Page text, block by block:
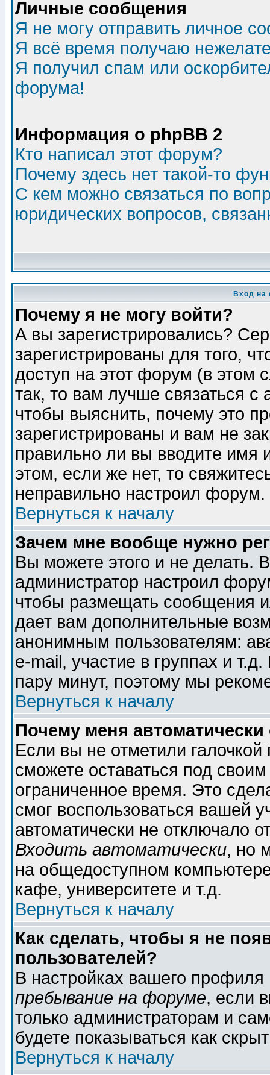
Личные сообщения
Я не могу отправить личное
Я всё время получаю
Я получил спам или
форума!
Информация о phpBB 2
Кто написал этот форум?
Почему здесь нет такой-то
С кем можно связаться по
юридических вопросов,
Вход на
Почему я не могу войти?
А вы зарегистрировались?
зарегистрированы для того,
доступ на этот форум (в этом
так, то вам лучше связаться
чтобы выяснить, почему это
зарегистрированы и вам не
правильно ли вы вводите
этом, если же нет, то
неправильно настроил форум.
Вернуться к началу
Зачем мне вообще нужно
Вы можете этого и не делать.
администратор настроил
чтобы размещать сообщения
дает вам дополнительные
анонимным пользователям:
e-mail, участие в группах и
пару минут, поэтому мы
Вернуться к началу
Почему меня автоматически
Если вы не отметили галочкой
сможете оставаться под
ограниченное время. Это
смог воспользоваться вашей
автоматически не отключало
Входить автоматически, но
на общедоступном
кафе, университете и т.д.
Вернуться к началу
Как сделать, чтобы я не
пользователей?
В настройках вашего
пребывание на форуме, если
только администраторам и
будете показываться как
Вернуться к началу